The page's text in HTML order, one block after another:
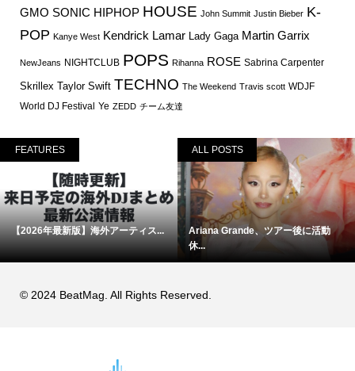
GMO SONIC HIPHOP HOUSE John Summit Justin Bieber K-
POP Kanye West Kendrick Lamar Lady Gaga Martin Garrix
NewJeans NIGHTCLUB POPS Rihanna ROSE Sabrina Carpenter
Skrillex Taylor Swift TECHNO The Weekend Travis scott WDJF
World DJ Festival Ye ZEDD チーム友達
FEATURES
【2026年最新版】海外アーティス...
ALL POSTS
Ariana Grande、ツアー後に活動
休...
© 2024 BeatMag. All Rights Reserved.